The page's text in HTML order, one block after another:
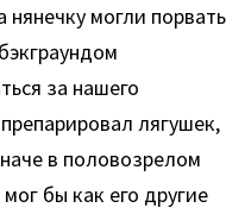
могли порвать
за нашего
лягушек,
в половозрелом
бы как его другие